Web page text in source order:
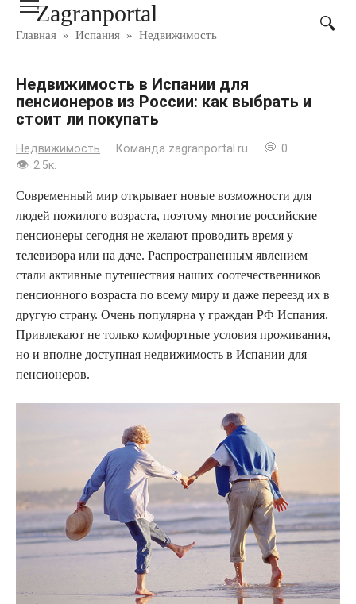
ПерейтиZagranportal
Главная » Испания » Недвижимость
Недвижимость в Испании для
пенсионеров из России: как выбрать и
стоит ли покупать
Недвижимость Команда zagranportal.ru
0
2.5к.
Современный мир открывает новые возможности для
людей пожилого возраста, поэтому многие российские
пенсионеры сегодня не желают проводить время у
телевизора или на даче. Распространенным явлением
стали активные путешествия наших соотечественников
пенсионного возраста по всему миру и даже переезд их в
другую страну. Очень популярна у граждан РФ Испания.
Привлекают не только комфортные условия проживания,
но и вполне доступная недвижимость в Испании для
пенсионеров.